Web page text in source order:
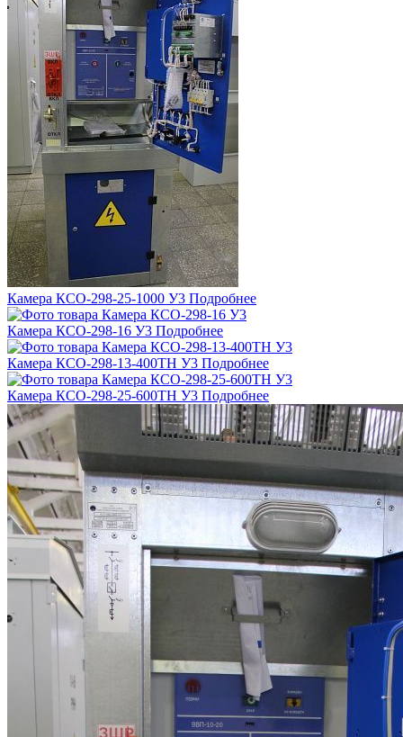
Камера КСО-298-25-1000 У3 Подробнее
Камера КСО-298-16 У3 Подробнее
Камера КСО-298-13-400ТН У3 Подробнее
Камера КСО-298-25-600ТН У3 Подробнее